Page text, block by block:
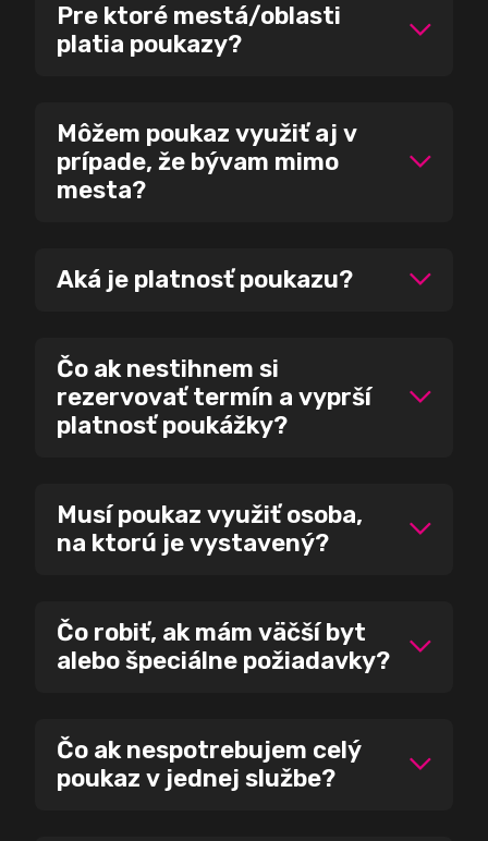
Pre ktoré mestá/oblasti
platia poukazy?
Môžem poukaz využiť aj v
prípade, že bývam mimo
mesta?
Aká je platnosť poukazu?
Čo ak nestihnem si
rezervovať termín a vyprší
platnosť poukážky?
Musí poukaz využiť osoba,
na ktorú je vystavený?
Čo robiť, ak mám väčší byt
alebo špeciálne požiadavky?
Čo ak nespotrebujem celý
poukaz v jednej službe?